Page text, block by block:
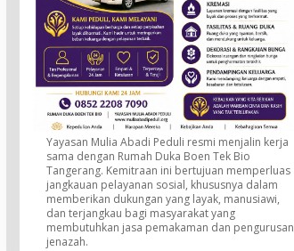
Yayasan Mulia Abadi Peduli resmi menjalin kerja
sama dengan Rumah Duka Boen Tek Bio
Tangerang. Kemitraan ini bertujuan memperluas
jangkauan pelayanan sosial, khususnya dalam
memberikan dukungan yang layak, manusiawi,
dan terjangkau bagi masyarakat yang
membutuhkan jasa pemakaman dan pengurusan
jenazah.